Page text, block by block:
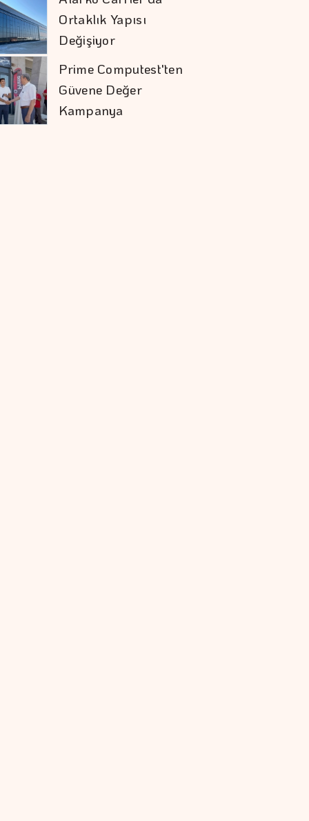
Ortaklık Yapısı
Değişiyor
Prime Computest'ten
Güvene Değer
Kampanya